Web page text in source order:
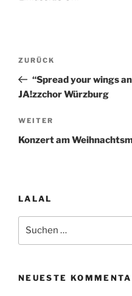
Beitragsnavigation
Vorheriger
Beitrag
ZURÜCK
“Spread your wings
JA!zzchor Würzburg
Nächster
Beitrag
WEITER
Konzert am
LALAL
nach:
NEUESTE